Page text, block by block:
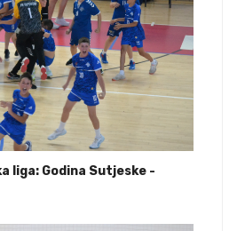
liga: Godina Sutjeske -